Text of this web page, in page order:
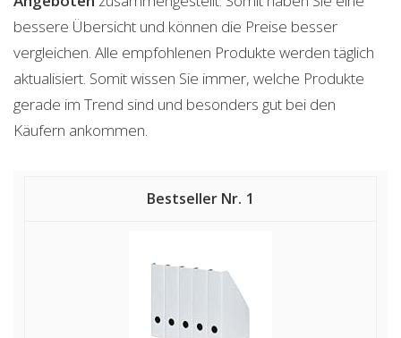
bessere Übersicht und können die Preise besser
vergleichen. Alle empfohlenen Produkte werden täglich
aktualisiert. Somit wissen Sie immer, welche Produkte
gerade im Trend sind und besonders gut bei den
Käufern ankommen.
1